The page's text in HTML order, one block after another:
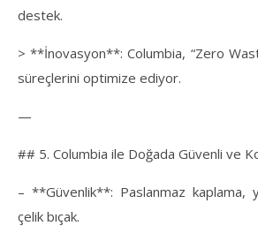
destek.
> **İnovasyon**: Columbia, “Zero
süreçlerini optimize ediyor.
—
## 5. Columbia ile Doğada Güvenli ve
– **Güvenlik**: Paslanmaz kaplama,
çelik bıçak.